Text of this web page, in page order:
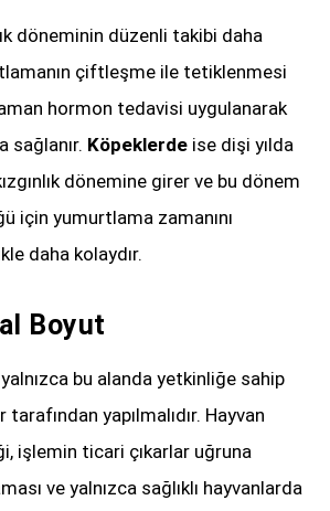
döneminin düzenli takibi daha
çiftleşme ile tetiklenmesi
hormon tedavisi uygulanarak
sağlanır. Köpeklerde ise dişi yılda
dönemine girer ve bu dönem
için yumurtlama zamanını
daha kolaydır.
Boyut
bu alanda yetkinliğe sahip
yapılmalıdır. Hayvan
işlemin ticari çıkarlar uğruna
ve yalnızca sağlıklı hayvanlarda